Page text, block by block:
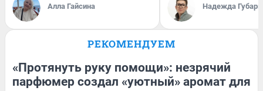
Алла Гайсина Надежда Губарь
РЕКОМЕНДУЕМ
«Протянуть руку помощи»: незрячий
парфюмер создал «уютный» аромат для